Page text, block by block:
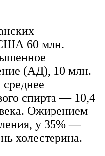
США 60 млн.
(АД), 10 млн.
спирта — 10,4
Ожирением
у 35% —
холестерина.